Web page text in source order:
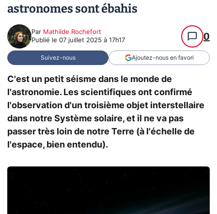
astronomes sont ébahis
Par Mathilde Rochefort
Publié le 07 juillet 2025 à 17h17 0
Suivez-nous Ajoutez-nous en favori
C'est un petit séisme dans le monde de
l'astronomie. Les scientifiques ont confirmé
l'observation d'un troisième objet interstellaire
dans notre Système solaire, et il ne va pas
passer très loin de notre Terre (à l'échelle de
l'espace, bien entendu).